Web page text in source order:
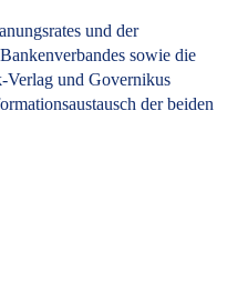
und der
sowie die
Verlag und Governikus
der beiden